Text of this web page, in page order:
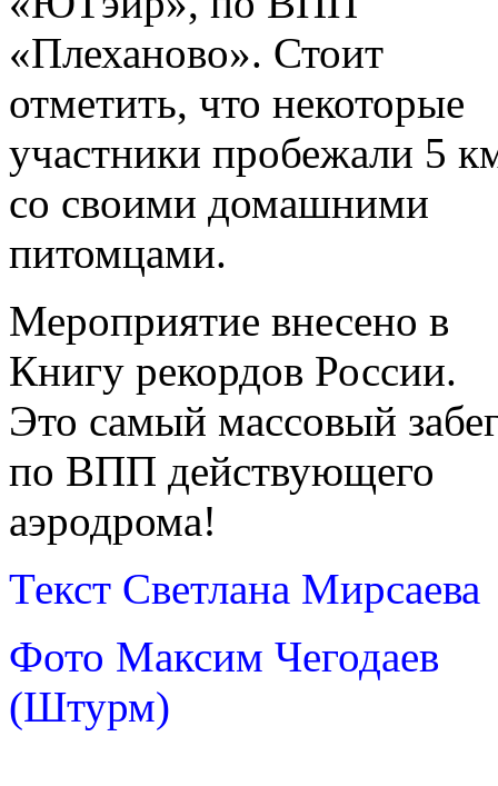
«Плеханово». Стоит
отметить, что некоторые
участники пробежали 5
со своими домашними
питомцами.
Мероприятие внесено в
Книгу рекордов России.
Это самый массовый
по ВПП действующего
аэродрома!
Текст Светлана Мирсаева
Фото Максим Чегодаев
(Штурм)